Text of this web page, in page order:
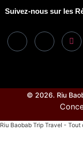
Suivez-nous sur les
© 2026. Riu
Riu Baobab Trip Travel - Tout